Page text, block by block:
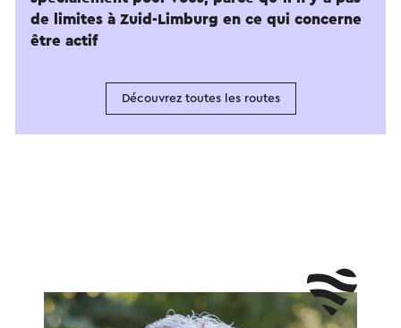
de limites à Zuid-Limburg en ce qui concerne
être actif
Découvrez toutes les routes